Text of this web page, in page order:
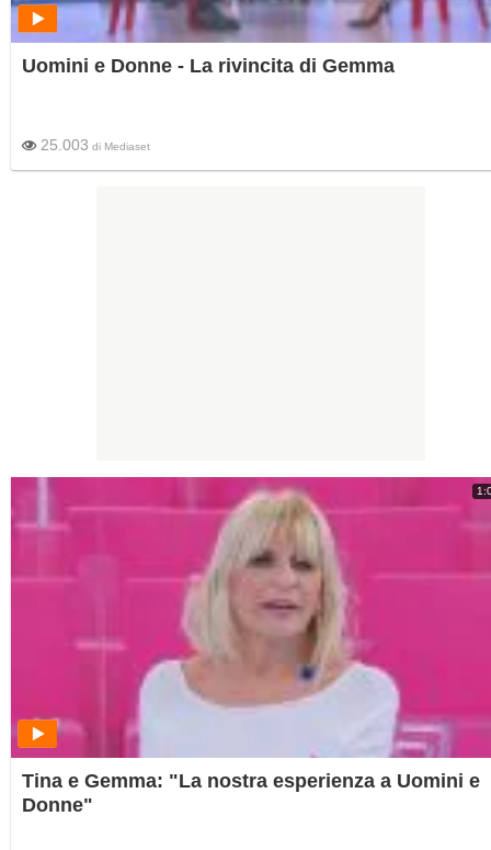
Uomini e Donne - La rivincita di Gemma
25.003 di Mediaset
Tina e Gemma: "La nostra esperienza a Uomini e
Donne"